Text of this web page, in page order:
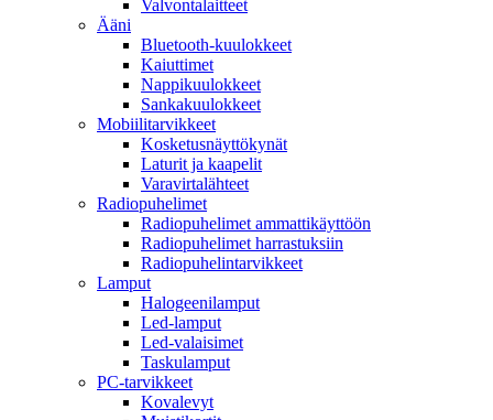
Valvontalaitteet
Ääni
Bluetooth-kuulokkeet
Kaiuttimet
Nappikuulokkeet
Sankakuulokkeet
Mobiilitarvikkeet
Kosketusnäyttökynät
Laturit ja kaapelit
Varavirtalähteet
Radiopuhelimet
Radiopuhelimet ammattikäyttöön
Radiopuhelimet harrastuksiin
Radiopuhelintarvikkeet
Lamput
Halogeenilamput
Led-lamput
Led-valaisimet
Taskulamput
PC-tarvikkeet
Kovalevyt